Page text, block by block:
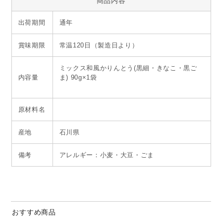
出荷期間 通年
賞味期限 常温120日（製造日より）
内容量
ミックス和風かりんとう(黒細・きなこ・黒ご
ま) 90g×1袋
原材料名
産地 石川県
備考 アレルギー：小麦・大豆・ごま
おすすめ商品